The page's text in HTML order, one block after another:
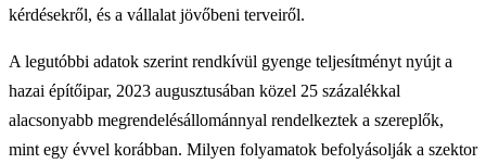
kérdésekről, és a vállalat jövőbeni terveiről.
A legutóbbi adatok szerint rendkívül gyenge teljesítményt nyújt a
hazai építőipar, 2023 augusztusában közel 25 százalékkal
alacsonyabb megrendelésállománnyal rendelkeztek a szereplők,
mint egy évvel korábban. Milyen folyamatok befolyásolják a szektor